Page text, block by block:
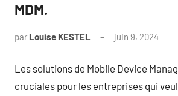
MDM.
par Louise KESTEL juin 9, 2024
Les solutions de Mobile Device
cruciales pour les entreprises qui